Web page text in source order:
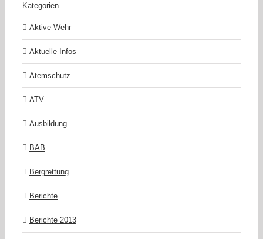
Kategorien
Aktive Wehr
Aktuelle Infos
Atemschutz
ATV
Ausbildung
BAB
Bergrettung
Berichte
Berichte 2013